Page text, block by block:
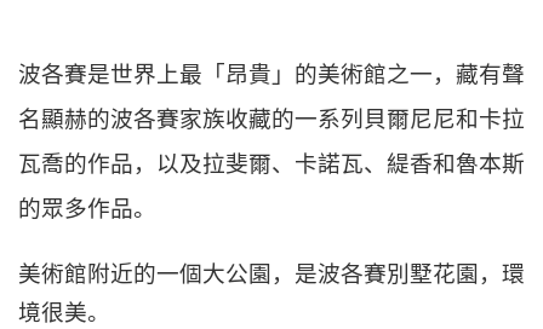
波各賽是世界上最「昂貴」的美術館之一，藏有聲
名顯赫的波各賽家族收藏的一系列貝爾尼尼和卡拉
瓦喬的作品，以及拉斐爾、卡諾瓦、緹香和魯本斯
的眾多作品。
美術館附近的一個大公園，是波各賽別墅花園，環
境很美。